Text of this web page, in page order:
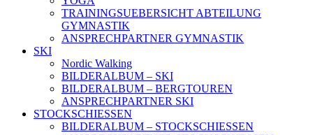
TRAININGSUEBERSICHT ABTEILUNG
GYMNASTIK
ANSPRECHPARTNER GYMNASTIK
SKI
Nordic Walking
BILDERALBUM – SKI
BILDERALBUM – BERGTOUREN
ANSPRECHPARTNER SKI
STOCKSCHIESSEN
BILDERALBUM – STOCKSCHIESSEN